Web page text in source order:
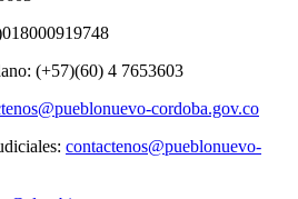
(+57)(60) 4 7653603
cordoba.gov.co
contactenos@pueblonuevo-